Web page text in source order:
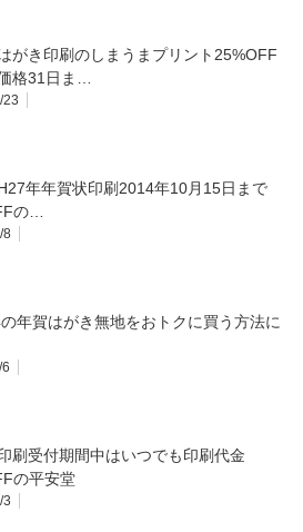
がき印刷のしまうまプリント25%OFF
格31日ま…
23
年年賀状印刷2014年10月15日まで
の…
8
年賀はがき無地をおトクに買う方法に
刷受付期間中はいつでも印刷代金
の平安堂
3